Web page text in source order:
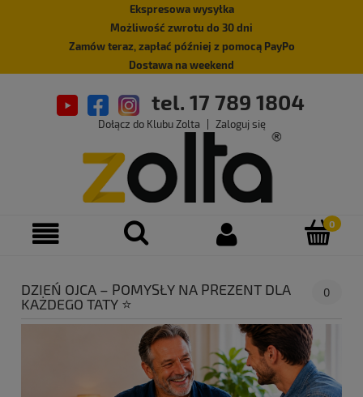
Ekspresowa wysyłka
Możliwość zwrotu do 30 dni
Zamów teraz, zapłać później z pomocą PayPo
Dostawa na weekend
tel. 17 789 1804
Dołącz do Klubu Zolta Zaloguj się
DZIEŃ OJCA – POMYSŁY NA PREZENT DLA
KAŻDEGO TATY ⭐️
0